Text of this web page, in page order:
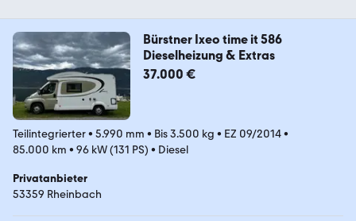
Bürstner Ixeo time it 586
Dieselheizung & Extras
37.000 €
Teilintegrierter• 5.990 mm • Bis 3.500 kg • EZ 09/2014•
85.000 km • 96 kW (131 PS) • Diesel
Privatanbieter
53359 Rheinbach